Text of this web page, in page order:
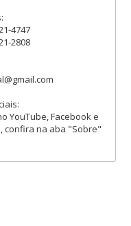
4747
2808
YouTube, Facebook e
confira na aba "Sobre"